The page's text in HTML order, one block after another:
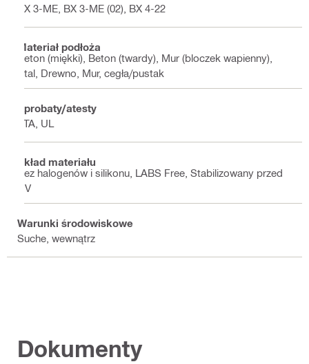
BX 3-ME, BX 3-ME (02), BX 4-22
Materiał podłoża
Beton (miękki), Beton (twardy), Mur (bloczek wapienny),
Stal, Drewno, Mur, cegła/pustak
Aprobaty/atesty
ETA, UL
Skład materiału
Bez halogenów i silikonu, LABS Free, Stabilizowany przed
UV
Warunki środowiskowe
Suche, wewnątrz
Dokumenty